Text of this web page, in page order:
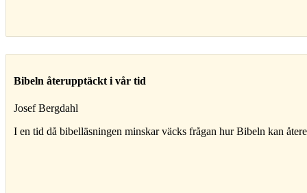
Bibeln återupptäckt i vår tid
Josef Bergdahl
I en tid då bibelläsningen minskar väcks frågan hur Bibeln kan